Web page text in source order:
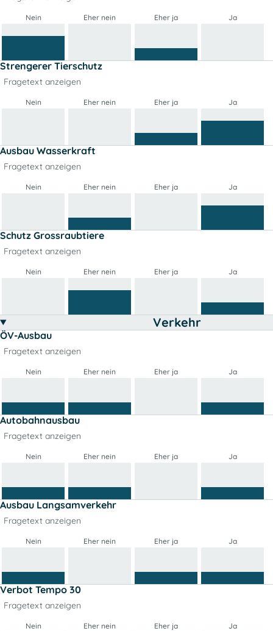
Nein Eher nein Eher ja Ja
Strengerer Tierschutz
Fragetext anzeigen
Nein Eher nein Eher ja Ja
Ausbau Wasserkraft
Fragetext anzeigen
Nein Eher nein Eher ja Ja
Schutz Grossraubtiere
Fragetext anzeigen
Nein Eher nein Eher ja Ja
Verkehr
ÖV-Ausbau
Fragetext anzeigen
Nein Eher nein Eher ja Ja
Autobahnausbau
Fragetext anzeigen
Nein Eher nein Eher ja Ja
Ausbau Langsamverkehr
Fragetext anzeigen
Nein Eher nein Eher ja Ja
Verbot Tempo 30
Fragetext anzeigen
Nein Eher nein Eher ja Ja